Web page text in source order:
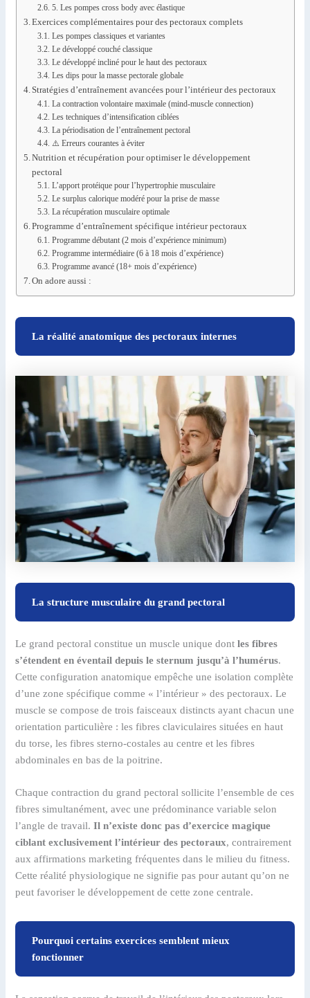
5. Les pompes cross body avec élastique
Exercices complémentaires pour des pectoraux complets
Les pompes classiques et variantes
Le développé couché classique
Le développé incliné pour le haut des pectoraux
Les dips pour la masse pectorale globale
Stratégies d’entraînement avancées pour l’intérieur des pectoraux
La contraction volontaire maximale (mind-muscle connection)
Les techniques d’intensification ciblées
La périodisation de l’entraînement pectoral
⚠️ Erreurs courantes à éviter
Nutrition et récupération pour optimiser le développement
pectoral
L’apport protéique pour l’hypertrophie musculaire
Le surplus calorique modéré pour la prise de masse
La récupération musculaire optimale
Programme d’entraînement spécifique intérieur pectoraux
Programme débutant (2 mois d’expérience minimum)
Programme intermédiaire (6 à 18 mois d’expérience)
Programme avancé (18+ mois d’expérience)
On adore aussi :
La réalité anatomique des pectoraux internes
La structure musculaire du grand pectoral
Le grand pectoral constitue un muscle unique dontles fibres
s’étendent en éventail depuis le sternum jusqu’à l’humérus.
Cette configuration anatomique empêche une isolation complète
d’une zone spécifique comme « l’intérieur » des pectoraux. Le
muscle se compose de trois faisceaux distincts ayant chacun une
orientation particulière : les fibres claviculaires situées en haut
du torse, les fibres sterno-costales au centre et les fibres
abdominales en bas de la poitrine.
Chaque contraction du grand pectoral sollicite l’ensemble de ces
fibres simultanément, avec une prédominance variable selon
l’angle de travail.Il n’existe donc pas d’exercice magique
ciblant exclusivement l’intérieur des pectoraux, contrairement
aux affirmations marketing fréquentes dans le milieu du fitness.
Cette réalité physiologique ne signifie pas pour autant qu’on ne
peut favoriser le développement de cette zone centrale.
Pourquoi certains exercices semblent mieux
fonctionner